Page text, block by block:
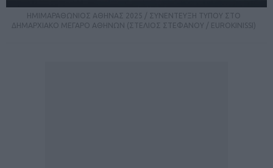
ΗΜΙΜΑΡΑΘΩΝΙΟΣ ΑΘΗΝΑΣ 2025 / ΣΥΝΕΝΤΕΥΞΗ ΤΥΠΟΥ ΣΤΟ
ΔΗΜΑΡΧΙΑΚΟ ΜΕΓΑΡΟ ΑΘΗΝΩΝ (ΣΤΕΛΙΟΣ ΣΤΕΦΑΝΟΥ / EUROKINISSI)